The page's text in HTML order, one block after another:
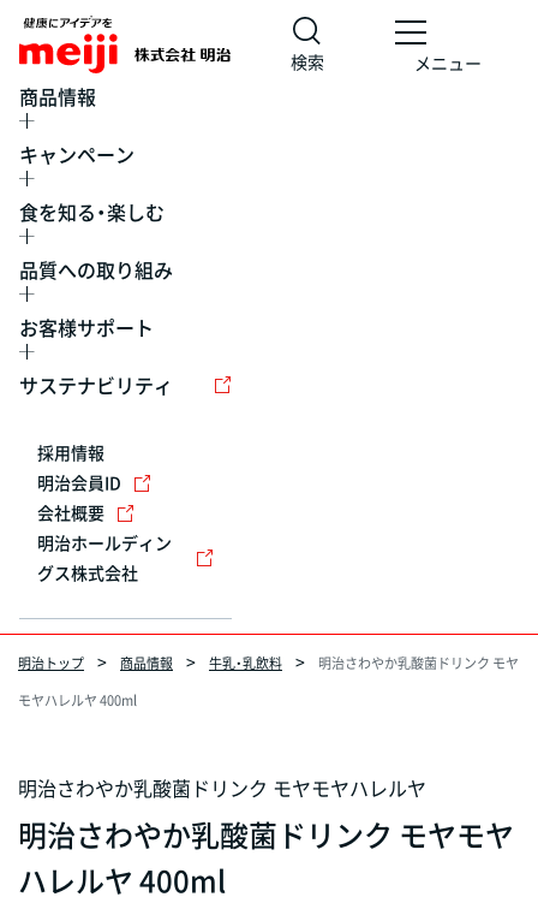
検索 メニュー
商品情報
キャンペーン
食を知る・楽しむ
品質への取り組み
お客様サポート
サステナビリティ
採用情報
明治会員ID
会社概要
明治ホールディン
グス株式会社
明治トップ 商品情報 牛乳・乳飲料
明治さわやか乳酸菌ドリンク モヤ
モヤハレルヤ 400ml
明治さわやか乳酸菌ドリンク モヤモヤハレルヤ
明治さわやか乳酸菌ドリンク モヤモヤ
ハレルヤ 400ml